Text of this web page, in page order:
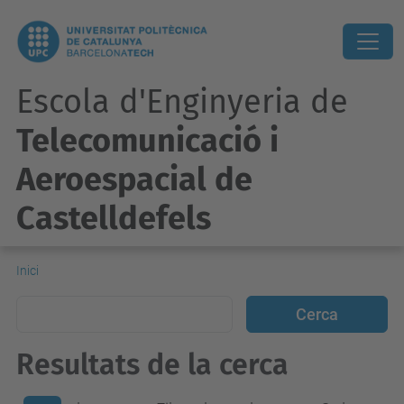
Escola d'Enginyeria de
Telecomunicació i
Aeroespacial de
Castelldefels
Inici
Resultats de la cerca